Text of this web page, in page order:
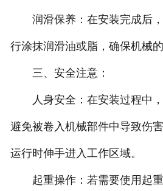
润滑保养：在安装完成后，
行涂抹润滑油或脂，确保机械
三、安全注意：
人身安全：在安装过程中，
避免被卷入机械部件中导致伤
运行时伸手进入工作区域。
起重操作：若需要使用起重